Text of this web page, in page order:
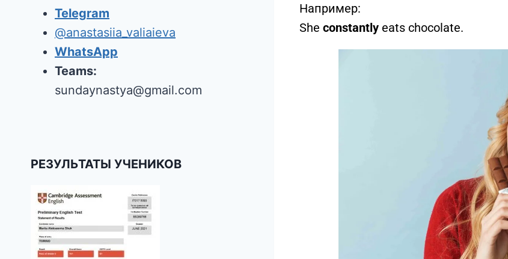
Например:
She constantlyeats chocolate.
Telegram
@anastasiia_valiaieva
WhatsApp
Teams:
sundaynastya@gmail.com
РЕЗУЛЬТАТЫ УЧЕНИКОВ